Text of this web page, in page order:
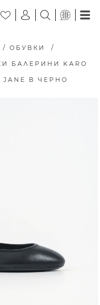
/ ОБУВКИ /
БАЛЕРИНИ KARO
JANE В ЧЕРНО